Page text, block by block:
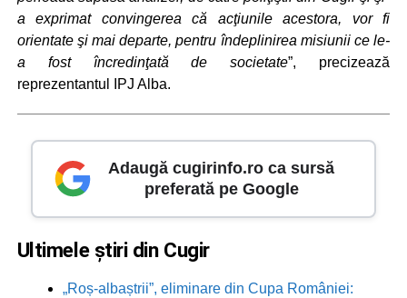
a exprimat convingerea că acţiunile acestora, vor fi
orientate şi mai departe, pentru îndeplinirea misiunii ce le-
a fost încredinţată de societate”, precizează
reprezentantul IPJ Alba.
Adaugă cugirinfo.ro ca sursă
preferată pe Google
Ultimele știri din Cugir
„Roș-albaștrii”, eliminare din Cupa României: